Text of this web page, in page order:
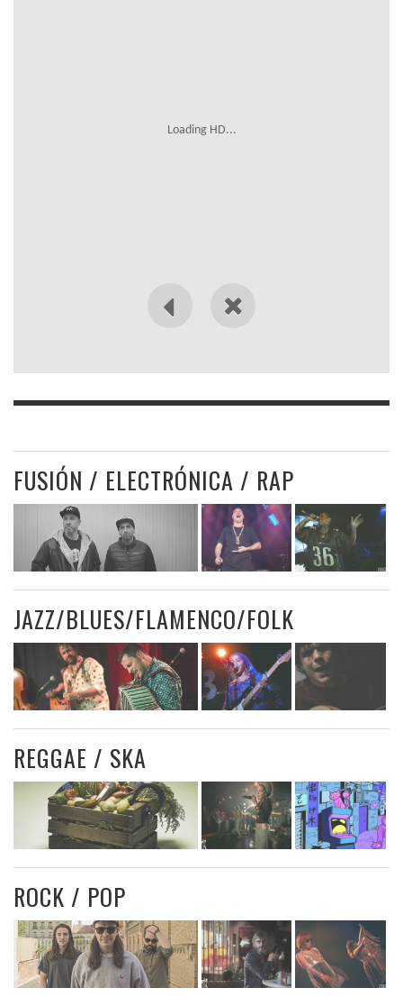
Loading HD...
FUSIÓN / ELECTRÓNICA / RAP
JAZZ/BLUES/FLAMENCO/FOLK
REGGAE / SKA
ROCK / POP